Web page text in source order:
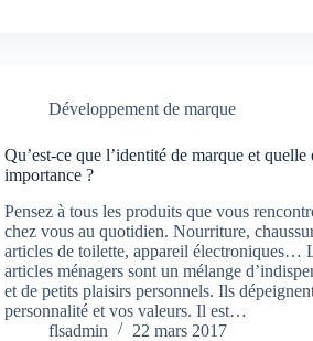
Développement de marque
Qu’est-ce que l’identité de marque et quelle
importance ?
Pensez à tous les produits que vous
chez vous au quotidien. Nourriture,
articles de toilette, appareil électroniques…
articles ménagers sont un mélange
et de petits plaisirs personnels. Ils
personnalité et vos valeurs. Il est…
flsadmin
22 mars 2017